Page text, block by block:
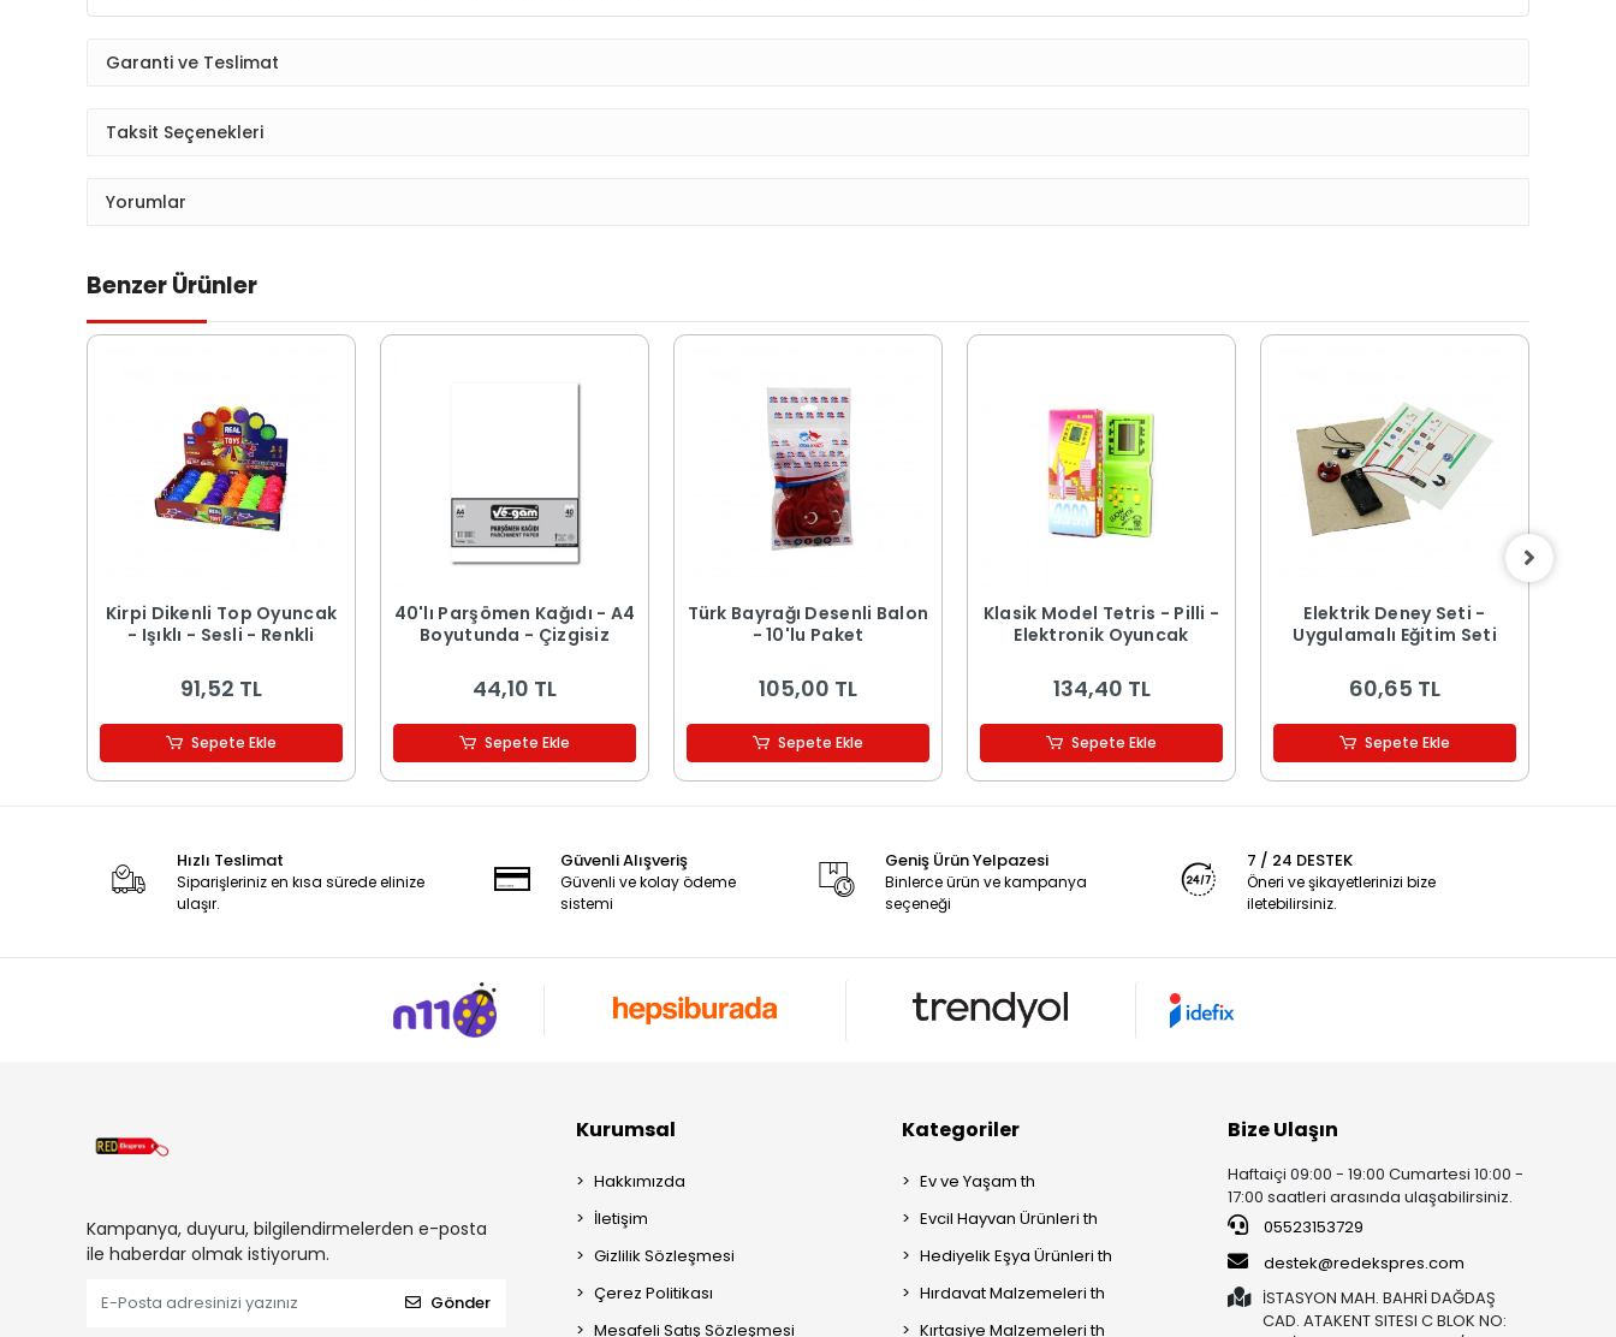
Garanti ve Teslimat
Taksit Seçenekleri
Yorumlar
Benzer Ürünler
Kirpi Dikenli Top Oyuncak
- Işıklı - Sesli - Renkli
91,52 TL
Sepete Ekle
40'lı Parşömen Kağıdı - A4
Boyutunda - Çizgisiz
44,10 TL
Sepete Ekle
Türk Bayrağı Desenli Balon
- 10'lu Paket
105,00 TL
Sepete Ekle
Klasik Model Tetris - Pilli -
Elektronik Oyuncak
134,40 TL
Sepete Ekle
Elektrik Deney Seti -
Uygulamalı Eğitim Seti
60,65 TL
Sepete Ekle
Hızlı Teslimat
Siparişleriniz en kısa sürede elinize
ulaşır.
Güvenli Alışveriş
Güvenli ve kolay ödeme
sistemi
Geniş Ürün Yelpazesi
Binlerce ürün ve kampanya
seçeneği
7 / 24 DESTEK
Öneri ve şikayetlerinizi bize
iletebilirsiniz.
Kampanya, duyuru, bilgilendirmelerden e-posta
ile haberdar olmak istiyorum.
Gönder
Kurumsal
Hakkımızda
İletişim
Gizlilik Sözleşmesi
Çerez Politikası
Mesafeli Satış Sözleşmesi
Kategoriler
Ev ve Yaşam th
Evcil Hayvan Ürünleri th
Hediyelik Eşya Ürünleri th
Hırdavat Malzemeleri th
Kırtasiye Malzemeleri th
Bize Ulaşın
Haftaiçi 09:00 - 19:00 Cumartesi 10:00 -
17:00 saatleri arasında ulaşabilirsiniz.
05523153729
destek@redekspres.com
İSTASYON MAH. BAHRİ DAĞDAŞ
CAD. ATAKENT SITESI C BLOK NO: